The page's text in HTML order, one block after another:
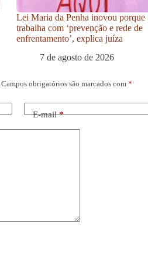
Lei Maria da Penha inovou porque
trabalha com ‘prevenção e rede de
enfrentamento’, explica juíza
7 de agosto de 2026
Campos obrigatórios são marcados com *
E-mail*